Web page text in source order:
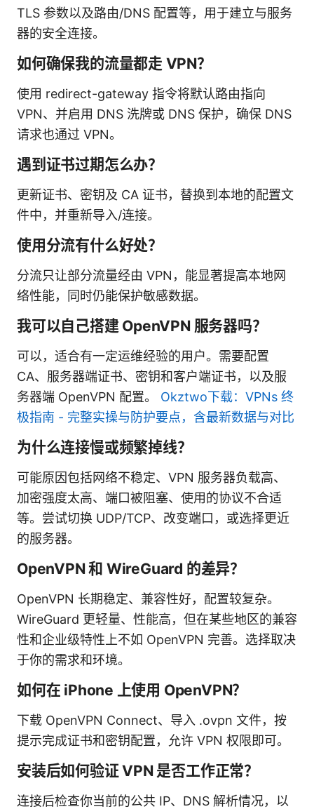
TLS 参数以及路由/DNS 配置等，用于建立与服务
器的安全连接。
如何确保我的流量都走 VPN？
使用 redirect-gateway 指令将默认路由指向
VPN、并启用 DNS 洗牌或 DNS 保护，确保 DNS
请求也通过 VPN。
遇到证书过期怎么办？
更新证书、密钥及 CA 证书，替换到本地的配置文
件中，并重新导入/连接。
使用分流有什么好处？
分流只让部分流量经由 VPN，能显著提高本地网
络性能，同时仍能保护敏感数据。
我可以自己搭建 OpenVPN 服务器吗？
可以，适合有一定运维经验的用户。需要配置
CA、服务器端证书、密钥和客户端证书，以及服
务器端 OpenVPN 配置。 Okztwo下载：VPNs 终
极指南 - 完整实操与防护要点，含最新数据与对比
为什么连接慢或频繁掉线？
可能原因包括网络不稳定、VPN 服务器负载高、
加密强度太高、端口被阻塞、使用的协议不合适
等。尝试切换 UDP/TCP、改变端口，或选择更近
的服务器。
OpenVPN 和 WireGuard 的差异？
OpenVPN 长期稳定、兼容性好，配置较复杂。
WireGuard 更轻量、性能高，但在某些地区的兼容
性和企业级特性上不如 OpenVPN 完善。选择取决
于你的需求和环境。
如何在 iPhone 上使用 OpenVPN？
下载 OpenVPN Connect、导入 .ovpn 文件，按
提示完成证书和密钥配置，允许 VPN 权限即可。
安装后如何验证 VPN 是否工作正常？
连接后检查你当前的公共 IP、DNS 解析情况，以